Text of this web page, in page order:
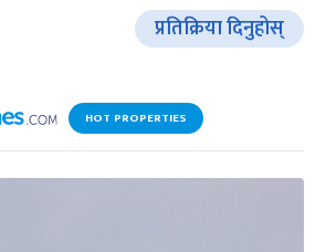
प्रतिक्रिया दिनुहोस्
HOT PROPERTIES